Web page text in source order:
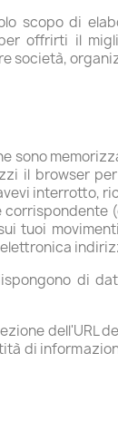
scopo di
offrirti il
società,
sono
il browser
interrotto,
tuoi
di
dell'URL
di